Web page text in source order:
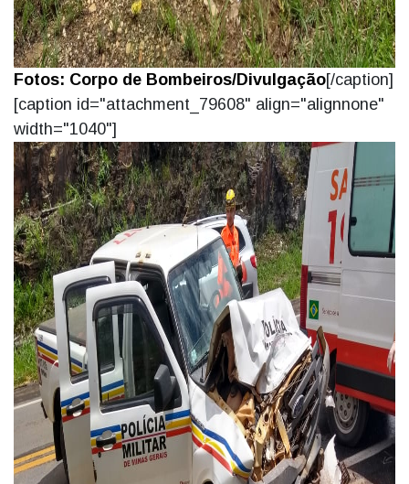
Fotos: Corpo de Bombeiros/Divulgação[/caption]
[caption id="attachment_79608" align="alignnone"
width="1040"]